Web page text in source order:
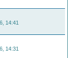
14:41
14:31